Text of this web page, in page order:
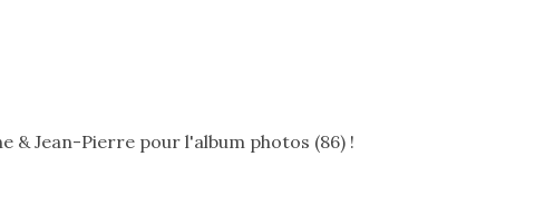
& Jean-Pierre pour l'album photos (86) !